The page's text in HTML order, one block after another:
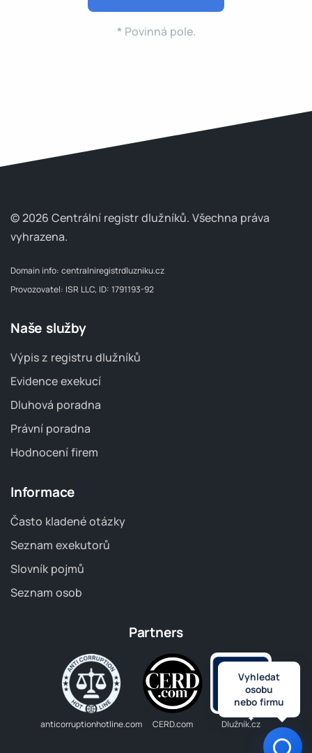
* Povinná pole.
© 2026 Centrální registr dlužníků. Všechna práva
vyhrazena.
Domain info: centralniregistrdluzniku.cz
Provozovatel: ISR LLC, ID: 1791193-92
Naše služby
Výpis z registru dlužníků
Evidence exekucí
Dluhová poradna
Právní poradna
Hodnocení firem
Informace
Často kladené otázky
Seznam exekutorů
Slovník pojmů
Seznam osob
Partners
anticorruptionhotline.com CERD.com Dlužník.cz
Vyhledat
osobu
nebo firmu